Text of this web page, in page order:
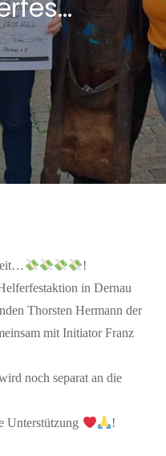
!
in Dernau
Thorsten Hermann der
mit Initiator Franz
noch separat an die
Unterstützung
!